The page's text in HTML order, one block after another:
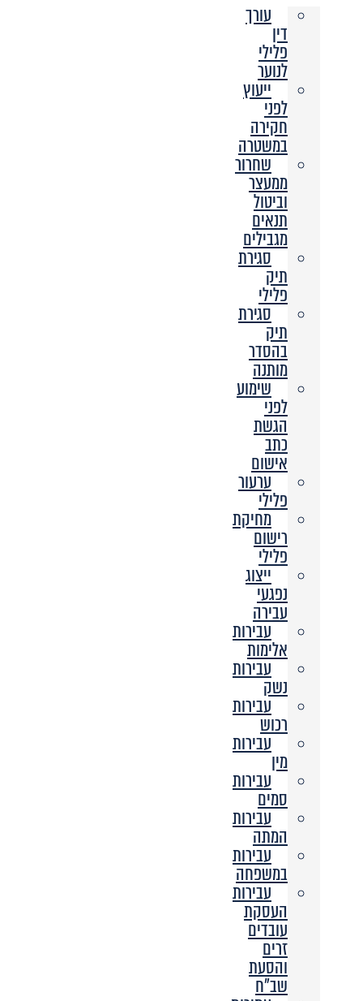
עורך
דין
פלילי
לנוער
ייעוץ
לפני
חקירה
במשטרה
שחרור
ממעצר
וביטול
תנאים
מגבילים
סגירת
תיק
פלילי
סגירת
תיק
בהסדר
מותנה
שימוע
לפני
הגשת
כתב
אישום
ערעור
פלילי
מחיקת
רישום
פלילי
ייצוג
נפגעי
עבירה
עבירות
אלימות
עבירות
נשק
עבירות
רכוש
עבירות
מין
עבירות
סמים
עבירות
המתה
עבירות
במשפחה
עבירות
העסקת
עובדים
זרים
והסעת
שב”ח